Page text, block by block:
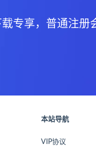
专享，普通注
本站导航
VIP协议